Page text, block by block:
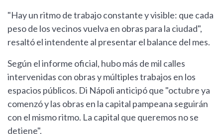
"Hay un ritmo de trabajo constante y visible: que cada
peso de los vecinos vuelva en obras para la ciudad",
resaltó el intendente al presentar el balance del mes.
Según el informe oficial, hubo más de mil calles
intervenidas con obras y múltiples trabajos en los
espacios públicos. Di Nápoli anticipó que "octubre ya
comenzó y las obras en la capital pampeana seguirán
con el mismo ritmo. La capital que queremos no se
detiene".